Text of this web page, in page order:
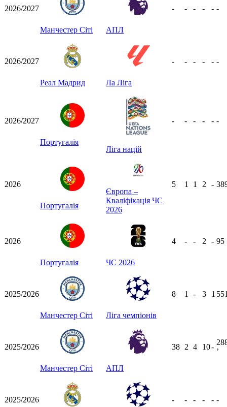
2026/2027
Манчестер Сіті АПЛ
- - - - - -
2026/2027
Реал Мадрид Ла Ліга
- - - - - -
2026/2027
Португалія
Ліга націй
- - - - - -
2026
Португалія
Європа –
Кваліфікація ЧС
2026
5 1 1 2 -
2026
Португалія ЧС 2026
4 - - 2 - 95
2025/2026
Манчестер Сіті Ліга чемпіонів
8 1 - 3 1
2025/2026
Манчестер Сіті АПЛ
38 2 4 10-
ʼ
2025/2026 - - - - - -